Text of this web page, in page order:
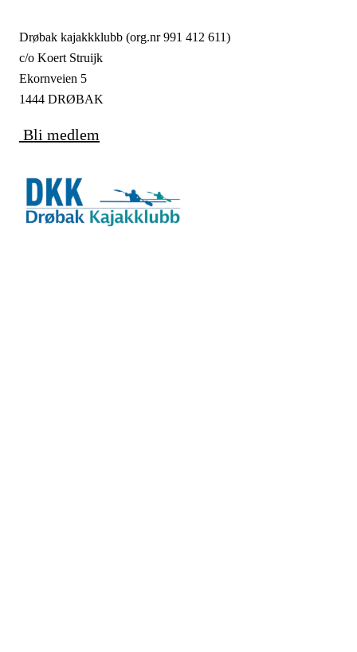
Drøbak kajakkklubb (org.nr 991 412 611)
c/o Koert Struijk
Ekornveien 5
1444 DRØBAK
Bli medlem